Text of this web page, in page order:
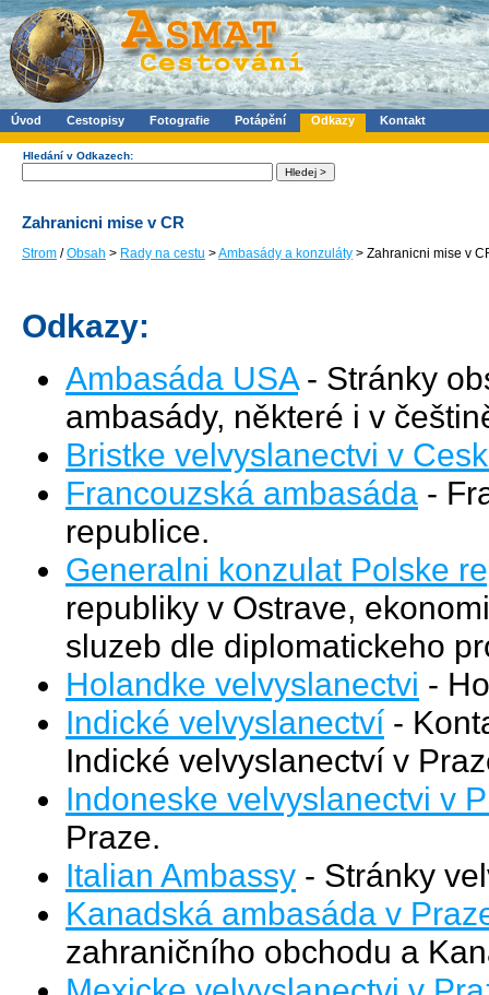
Úvod Cestopisy Fotografie Potápění Odkazy Kontakt
Hledání v Odkazech:
Zahranicni mise v CR
Strom /Obsah > Rady na cestu >Ambasády a konzuláty > Zahranicni mise v
Odkazy:
Ambasáda USA- Stránky
ambasády, některé i v
Bristke velvyslanectvi v
Francouzská ambasáda -
republice.
Generalni konzulat Polske
republiky v Ostrave,
sluzeb dle diplomatickeho
Holandke velvyslanectvi -
Indické velvyslanectví-
Indické velvyslanectví v
Indoneske velvyslanectvi v
Praze.
Italian Ambassy - Stránky
Kanadská ambasáda v
zahraničního obchodu a